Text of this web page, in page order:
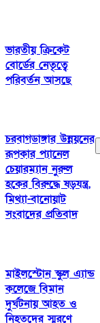
ভারতীয় ক্রিকেট
বোর্ডের নেতৃত্বে
পরিবর্তন আসছে
চরবাগডাঙ্গার উন্নয়নের
রূপকার প্যানেল
চেয়ারম্যান নুরুল
হকের বিরুদ্ধে ষড়যন্ত্র,
মিথ্যা-বানোয়াট
সংবাদের প্রতিবাদ
মাইলস্টোন স্কুল এ্যান্ড
কলেজে বিমান
দুর্ঘটনায় আহত ও
নিহতদের স্মরণে